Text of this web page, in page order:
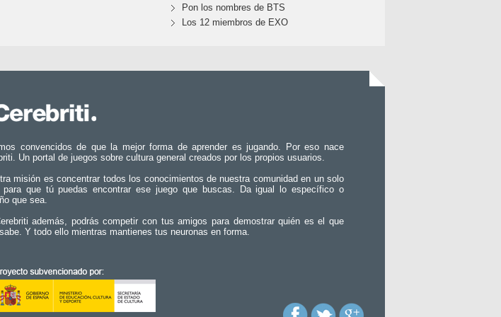
Pon los nombres de BTS
Los 12 miembros de EXO
convencidos de que la mejor forma de aprender es jugando. Por eso nace
Un portal de juegos sobre cultura general creados por los propios usuarios.
misión es concentrar todos los conocimientos de nuestra comunidad en un solo
para que tú puedas encontrar ese juego que buscas. Da igual lo específico o
que sea.
además, podrás competir con tus amigos para demostrar quién es el que
Y todo ello mientras mantienes tus neuronas en forma.